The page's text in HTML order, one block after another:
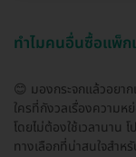
ทำไมคนอื่นซื้อแพ็ก
😊 มองกระจกแล้วอยา
ใครที่กังวลเรื่องความห
โดยไม่ต้องใช้เวลานาน
ทางเลือกที่น่าสนใจสำห